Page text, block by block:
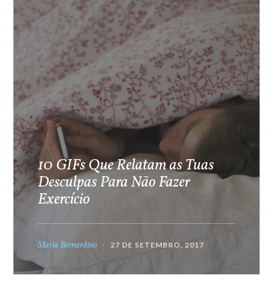
10 GIFs Que Relatam as Tuas
Desculpas Para Não Fazer
Exercício
Maria Bernardino 27 DE SETEMBRO, 2017